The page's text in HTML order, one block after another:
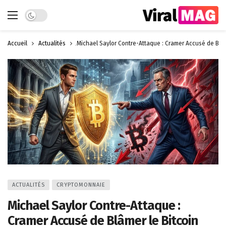
Dark mode
Accueil Actualités Michael Saylor Contre-Attaque : Cramer Accusé de
ACTUALITÉS CRYPTOMONNAIE
Michael Saylor Contre-Attaque :
Cramer Accusé de Blâmer le Bitcoin